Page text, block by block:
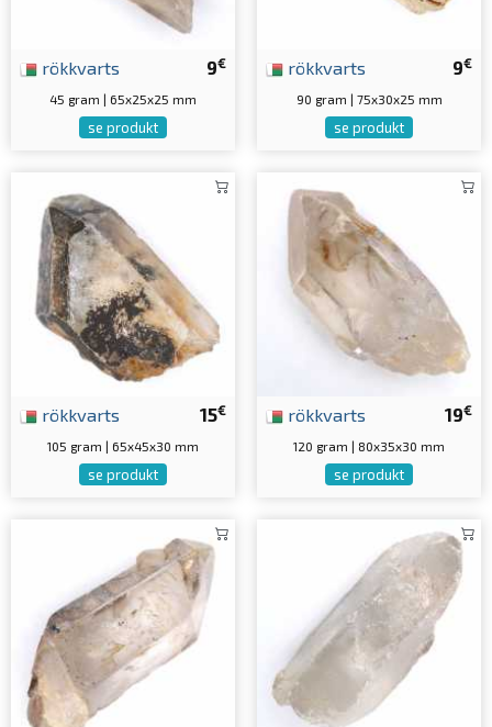
9€
rökkvarts
45 gram | 65x25x25 mm
se produkt
9€
rökkvarts
90 gram | 75x30x25 mm
se produkt
15€
rökkvarts
105 gram | 65x45x30 mm
se produkt
19€
rökkvarts
120 gram | 80x35x30 mm
se produkt